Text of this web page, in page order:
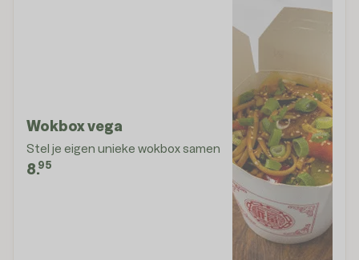
Wokbox vega
Stel je eigen unieke wokbox samen
8.95